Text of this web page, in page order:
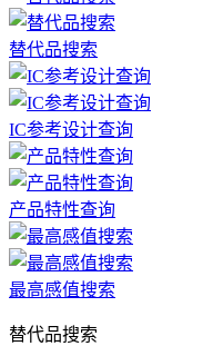
替代品搜索
IC参考设计查询
产品特性查询
最高感值搜索
替代品搜索